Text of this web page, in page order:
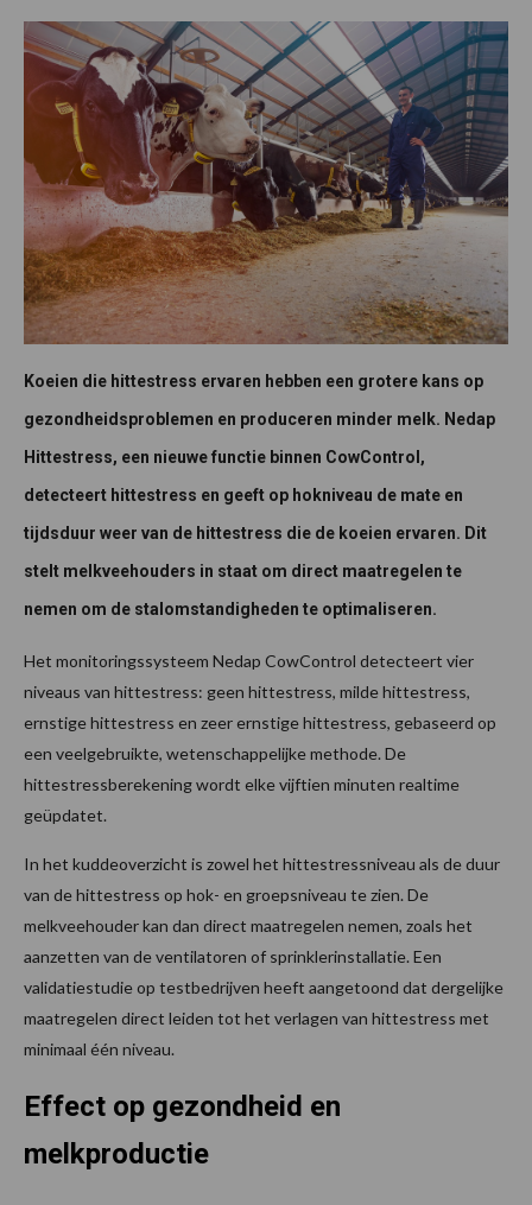
Koeien die hittestress ervaren hebben een grotere kans op
gezondheidsproblemen en produceren minder melk. Nedap
Hittestress, een nieuwe functie binnen CowControl,
detecteert hittestress en geeft op hokniveau de mate en
tijdsduur weer van de hittestress die de koeien ervaren. Dit
stelt melkveehouders in staat om direct maatregelen te
nemen om de stalomstandigheden te optimaliseren.
Het monitoringssysteem Nedap CowControl detecteert vier
niveaus van hittestress: geen hittestress, milde hittestress,
ernstige hittestress en zeer ernstige hittestress, gebaseerd op
een veelgebruikte, wetenschappelijke methode. De
hittestressberekening wordt elke vijftien minuten realtime
geüpdatet.
In het kuddeoverzicht is zowel het hittestressniveau als de duur
van de hittestress op hok- en groepsniveau te zien. De
melkveehouder kan dan direct maatregelen nemen, zoals het
aanzetten van de ventilatoren of sprinklerinstallatie. Een
validatiestudie op testbedrijven heeft aangetoond dat dergelijke
maatregelen direct leiden tot het verlagen van hittestress met
minimaal één niveau.
Effect op gezondheid en
melkproductie